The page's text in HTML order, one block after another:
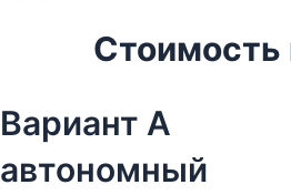
Стоимость
Вариант А
автономный